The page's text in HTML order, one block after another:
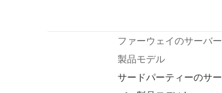
ファーウェイのサーバー
製品モデル
サードパーティーのサー